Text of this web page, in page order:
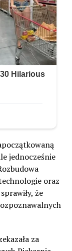
jednocześnie
oraz
że
za